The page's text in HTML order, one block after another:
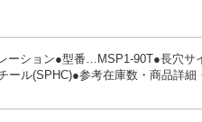
ーション●型番…MSP1-90T●長穴
ル(SPHC)●参考在庫数・商品詳細